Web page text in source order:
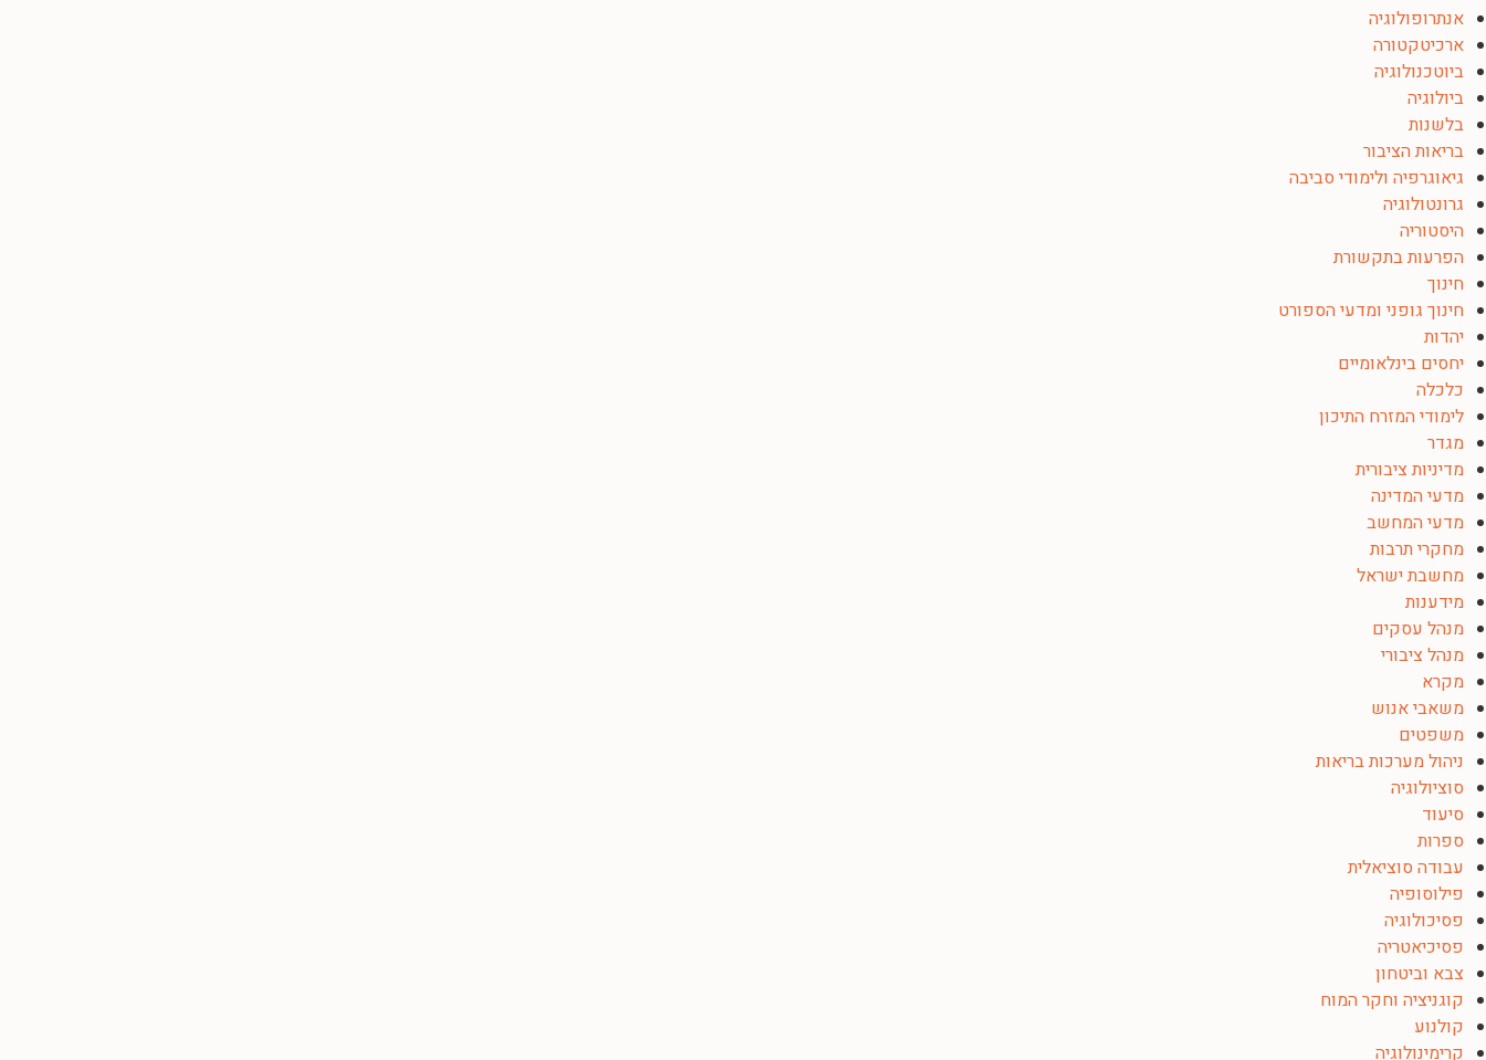
אנתרופולוגיה
ארכיטקטורה
ביוטכנולוגיה
ביולוגיה
בלשנות
בריאות הציבור
גיאוגרפיה ולימודי סביבה
גרונטולוגיה
היסטוריה
הפרעות בתקשורת
חינוך
חינוך גופני ומדעי הספורט
יהדות
יחסים בינלאומיים
כלכלה
לימודי המזרח התיכון
מגדר
מדיניות ציבורית
מדעי המדינה
מדעי המחשב
מחקרי תרבות
מחשבת ישראל
מידענות
מנהל עסקים
מנהל ציבורי
מקרא
משאבי אנוש
משפטים
ניהול מערכות בריאות
סוציולוגיה
סיעוד
ספרות
עבודה סוציאלית
פילוסופיה
פסיכולוגיה
פסיכיאטריה
צבא וביטחון
קוגניציה וחקר המוח
קולנוע
קרימינולוגיה